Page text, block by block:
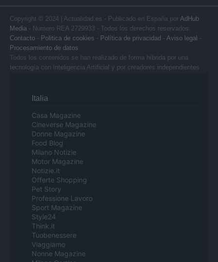
Copyright © 2024 | Actualidad.es - Publicado en España por AdHub
Media - Numero REA 2729933 - Todos los derechos reservados.
Contacto - Politica de cookies - Política de privacidad - Aviso legal -
Procesamiento de datos
Todos los contenidos se han realizado de forma híbrida por una
tecnología con Inteligencia Artificial y por creadores independientes
Italia
Casa Magazine
Cineverse Magazine
Donne Magazine
Food Blog
Milano Notizie
Motor Magazine
Notizie.it
Offerte Shopping
Pet Story
Professione Lavoro
Sport Magazine
Style24
Think.it
Tuobenessere
Viaggiamo
Nonne Magazine